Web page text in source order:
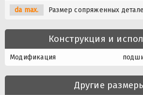
da max. Размер сопряженных
Конструкция и
Модификация
Другие